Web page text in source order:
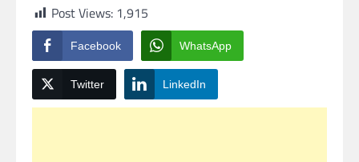
Post Views: 1,915
Facebook WhatsApp
Twitter LinkedIn